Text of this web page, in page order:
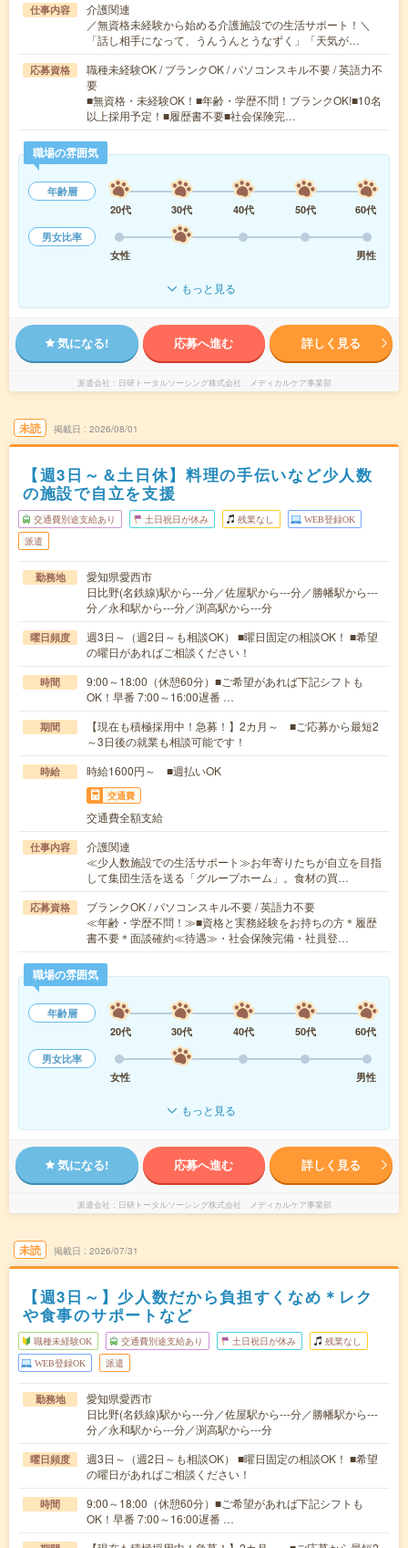
仕事内容
介護関連
／無資格未経験から始める介護施設での生活サポート！＼
「話し相手になって、うんうんとうなずく」「天気が…
応募資格
職種未経験OK / ブランクOK / パソコンスキル不要 / 英語力不
要
■無資格・未経験OK！■年齢・学歴不問！ブランクOK!■10名
以上採用予定！■履歴書不要■社会保険完…
職場の雰囲気
年齢層
20代
30代 40代 50代
60代
男女比率
女性
男性
もっと見る
気になる! 応募へ進む 詳しく見る
派遣会社 日研トータルソーシング株式会社 メディカルケア事業部
未読 掲載日 2026/08/01
【週3日～＆土日休】料理の手伝いなど少人数
の施設で自立を支援
交通費別途支給あり 土日祝日が休み 残業なし WEB登録OK
派遣
勤務地
愛知県愛西市
日比野(名鉄線)駅から---分／佐屋駅から---分／勝幡駅から---
分／永和駅から---分／渕高駅から---分
曜日頻度
週3日～（週2日～も相談OK） ■曜日固定の相談OK！ ■希望
の曜日があればご相談ください！
時間
9:00～18:00（休憩60分）■ご希望があれば下記シフトも
OK！早番 7:00～16:00遅番 …
期間
【現在も積極採用中！急募！】2カ月～ ■ご応募から最短2
～3日後の就業も相談可能です！
時給 時給1600円～ ■週払いOK
交通費
交通費全額支給
仕事内容
介護関連
≪少人数施設での生活サポート≫お年寄りたちが自立を目指
して集団生活を送る「グループホーム」。食材の買…
応募資格
ブランクOK / パソコンスキル不要 / 英語力不要
≪年齢・学歴不問！≫■資格と実務経験をお持ちの方＊履歴
書不要＊面談確約≪待遇≫・社会保険完備・社員登…
職場の雰囲気
年齢層
20代
30代 40代 50代
60代
男女比率
女性
男性
もっと見る
気になる! 応募へ進む 詳しく見る
派遣会社 日研トータルソーシング株式会社 メディカルケア事業部
未読 掲載日 2026/07/31
【週3日～】少人数だから負担すくなめ＊レク
や食事のサポートなど
職種未経験OK 交通費別途支給あり 土日祝日が休み 残業なし
WEB登録OK 派遣
勤務地
愛知県愛西市
日比野(名鉄線)駅から---分／佐屋駅から---分／勝幡駅から---
分／永和駅から---分／渕高駅から---分
曜日頻度
週3日～（週2日～も相談OK） ■曜日固定の相談OK！ ■希望
の曜日があればご相談ください！
時間
9:00～18:00（休憩60分）■ご希望があれば下記シフトも
OK！早番 7:00～16:00遅番 …